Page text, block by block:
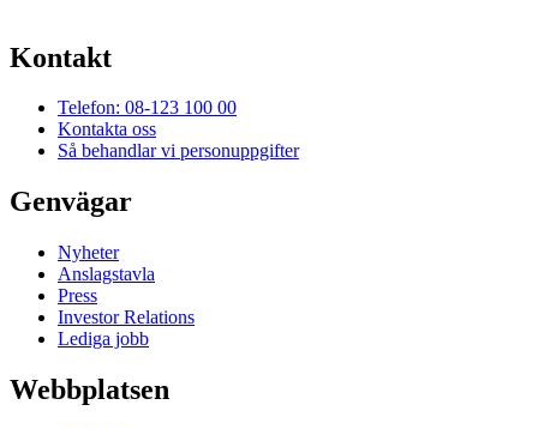
Kontakt
Telefon: 08-123 100 00
Kontakta oss
Så behandlar vi personuppgifter
Genvägar
Nyheter
Anslagstavla
Press
Investor Relations
Lediga jobb
Webbplatsen